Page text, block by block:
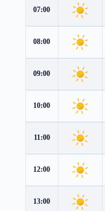
07:00
08:00
09:00
10:00
11:00
12:00
13:00